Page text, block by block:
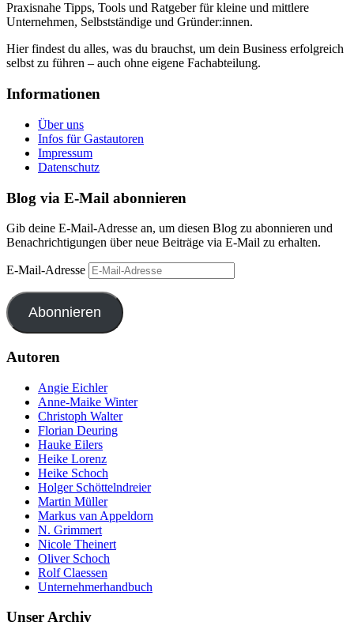
Praxisnahe Tipps, Tools und Ratgeber für kleine und mittlere
Unternehmen, Selbstständige und Gründer:innen.
Hier findest du alles, was du brauchst, um dein Business erfolgreich
selbst zu führen – auch ohne eigene Fachabteilung.
Informationen
Über uns
Infos für Gastautoren
Impressum
Datenschutz
Blog via E-Mail abonnieren
Gib deine E-Mail-Adresse an, um diesen Blog zu abonnieren und
Benachrichtigungen über neue Beiträge via E-Mail zu erhalten.
E-Mail-Adresse
Abonnieren
Autoren
Angie Eichler
Anne-Maike Winter
Christoph Walter
Florian Deuring
Hauke Eilers
Heike Lorenz
Heike Schoch
Holger Schöttelndreier
Martin Müller
Markus van Appeldorn
N. Grimmert
Nicole Theinert
Oliver Schoch
Rolf Claessen
Unternehmerhandbuch
Unser Archiv